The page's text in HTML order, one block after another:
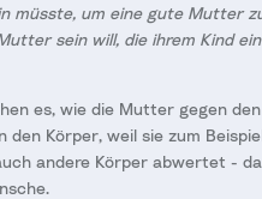
um eine gute Mutter
sein will, die ihrem Kind
es, wie die Mutter gegen
Körper, weil sie zum
andere Körper abwertet -